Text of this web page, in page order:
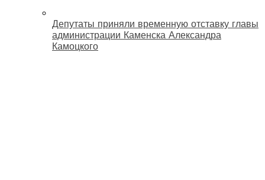
Депутаты приняли временную отставку главы
администрации Каменска Александра
Камоцкого